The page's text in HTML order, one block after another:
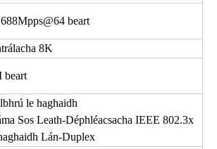
beart
8K
beart
le haghaidh
Sos Leath-Déphléacsacha IEEE 802.3x
Lán-Duplex